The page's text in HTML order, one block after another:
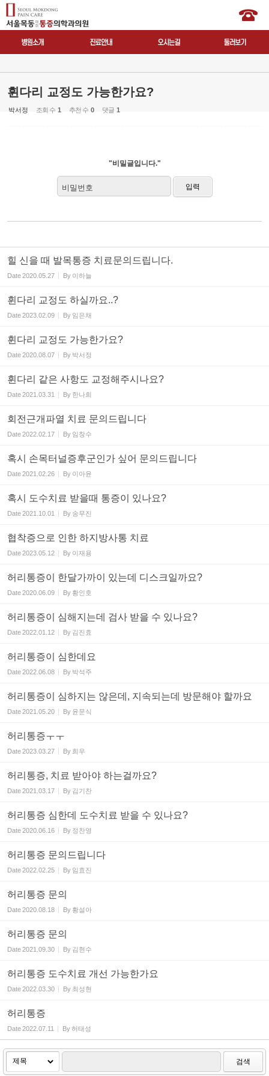
휜다리 교정도 가능한가요?
박서정 조회 수 1 추천 수 0 댓글 1
"비밀글입니다."
비밀번호
힐 신을 때 발목통증 치료문의드립니다.
Date2020.05.27 By 이하늘
휜다리 교정도 하실까요..?
Date2023.02.09 By 임은채
휜다리 교정도 가능한가요?
Date2020.08.07 By 박서정
휜다리 같은 사항도 교정해주시나요?
Date2021.03.31 By 한나희
회전근개파열 치료 문의드립니다
Date2022.02.17 By 임창수
혹시 손목터널증후군인가 싶어 문의드립니다
Date2021.02.26 By 이아윤
혹시 도수치료 받을때 통증이 있나요?
Date2021.10.01 By 송무진
협착증으로 인한 하지방사통 치료
Date2023.05.12 By 이재용
허리통증이 한달가까이 있는데 디스크일까요?
Date2020.06.09 By 황인호
허리통증이 심해지는데 검사 받을 수 있나요?
Date2022.01.12 By 김진효
허리통증이 심한데요
Date2022.06.08 By 박석주
허리통증이 심하지는 않은데, 지속되는데 방문해야 할까요
Date2021.05.20 By 윤문식
허리통증ㅜㅜ
Date2023.03.27 By 희우
허리통증, 치료 받아야 하는걸까요?
Date2021.03.17 By 김기찬
허리통증 심한데 도수치료 받을 수 있나요?
Date2020.06.16 By 정찬영
허리통증 문의드립니다
Date2022.02.25 By 임효진
허리통증 문의
Date2020.08.18 By 황설아
허리통증 문의
Date2021.09.30 By 김현수
허리통증 도수치료 개선 가능한가요
Date2022.03.30 By 최성현
허리통증
Date2022.07.11 By허태성
검색